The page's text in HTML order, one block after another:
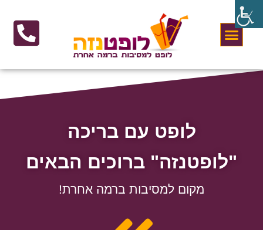
לופט עם בריכה
"לופטנזה" ברוכים הבאים
מקום למסיבות ברמה אחרת!